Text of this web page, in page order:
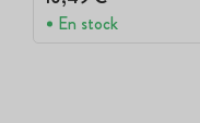
En stock